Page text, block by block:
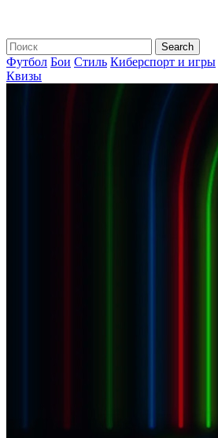
Футбол Бои Стиль Киберспорт и игры
Квизы